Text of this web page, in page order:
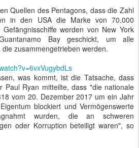
Quellen des Pentagons, dass die Zahl
in den USA die Marke von 70.000
werden von New York
Bay geschickt, um alle
zusammengetrieben werden.
was kommt, ist die Tatsache, dass
Paul Ryan mitteilte, dass "die nationale
vom 20. Dezember 2017 um ein Jahr
blockiert und Vermögenswerte
wurden, die an schweren
oder Korruption beteiligt waren", so